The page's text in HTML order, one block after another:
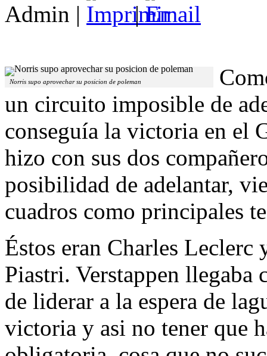
Admin | |
Norris supo aprovechar su posicion de poleman
un circuito imposible de
conseguía la victoria en el
hizo con sus dos
posibilidad de adelantar,
cuadros como principales
Éstos eran Charles Leclerc
Piastri. Verstappen llegaba
de liderar a la espera de
victoria y asi no tener que